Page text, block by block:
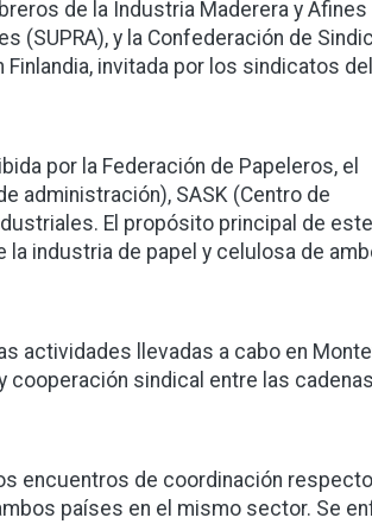
de la Industria Maderera y Afines
(SUPRA), y la Confederación de
invitada por los sindicatos del
por la Federación de Papeleros, el
administración), SASK (Centro de
El propósito principal de este
industria de papel y celulosa de
actividades llevadas a cabo en
sindical entre las
encuentros de coordinación respecto
países en el mismo sector. Se